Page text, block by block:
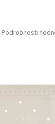
Podrobnosti